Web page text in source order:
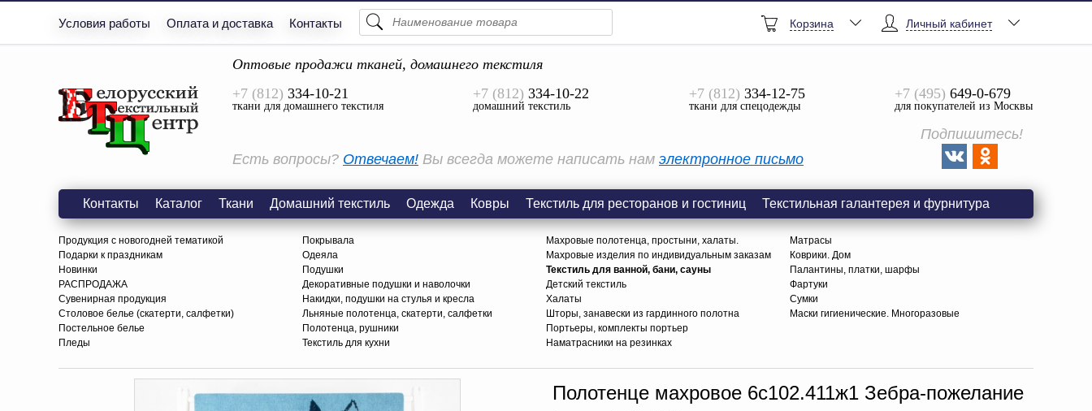
Условия работы Оплата и доставка Контакты
Просмотреть Все
Личный кабинет
Корзина
Оптовые продажи тканей, домашнего текстиля
+7 (812) 334-10-21
ткани для домашнего текстиля
+7 (812) 334-10-22
домашний текстиль
+7 (812) 334-12-75
ткани для спецодежды
+7 (495) 649-0-679
для покупателей из Москвы
Есть вопросы? Отвечаем! Вы всегда можете написать нам электронное письмо
Подпишитесь!
Контакты Каталог Ткани Домашний текстиль Одежда Ковры Текстиль для ресторанов и гостиниц Текстильная галантерея и фурнитура
Продукция с новогодней тематикой
Подарки к праздникам
Новинки
РАСПРОДАЖА
Сувенирная продукция
Столовое белье (скатерти, салфетки)
Постельное белье
Пледы
Покрывала
Одеяла
Подушки
Декоративные подушки и наволочки
Накидки, подушки на стулья и кресла
Льняные полотенца, скатерти, салфетки
Полотенца, рушники
Текстиль для кухни
Махровые полотенца, простыни, халаты.
Махровые изделия по индивидуальным заказам
Текстиль для ванной, бани, сауны
Детский текстиль
Халаты
Шторы, занавески из гардинного полотна
Портьеры, комплекты портьер
Наматрасники на резинках
Матрасы
Коврики. Дом
Палантины, платки, шарфы
Фартуки
Сумки
Маски гигиенические. Многоразовые
Полотенце махровое 6с102.411ж1 Зебра-пожелание